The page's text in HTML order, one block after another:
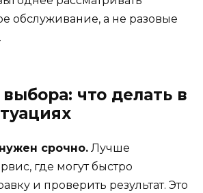
обслуживание, а не разовые
что делать в
срочно. Лучше
где могут быстро
и проверить результат. Это